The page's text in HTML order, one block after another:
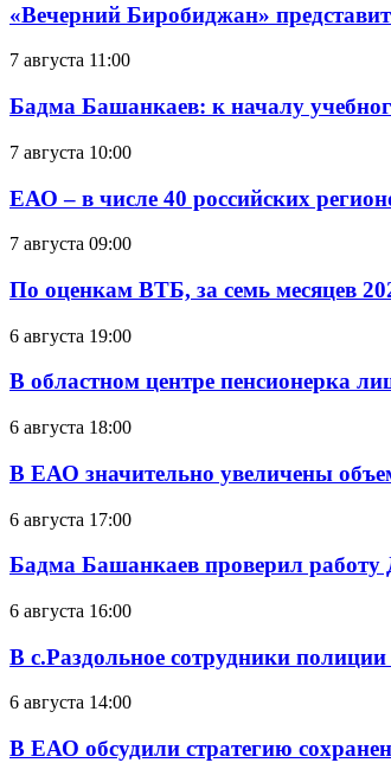
«Вечерний Биробиджан»
7 августа 11:00
Бадма Башанкаев: к началу
7 августа 10:00
ЕАО – в числе 40 российских
7 августа 09:00
По оценкам ВТБ, за семь месяцев
6 августа 19:00
В областном центре пенсионерка
6 августа 18:00
В ЕАО значительно увеличены
6 августа 17:00
Бадма Башанкаев проверил работу
6 августа 16:00
В с.Раздольное сотрудники
6 августа 14:00
В ЕАО обсудили стратегию